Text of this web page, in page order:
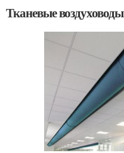
Тканевые воздуховоды